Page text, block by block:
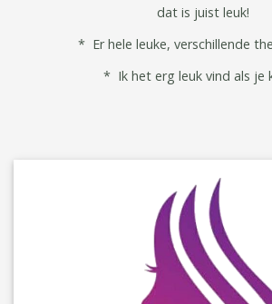
dat is juist leuk!
* Er hele leuke, verschillende
* Ik het erg leuk vind als je